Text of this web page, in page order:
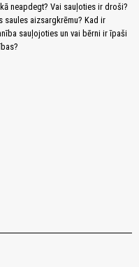
neapdegt? Vai sauļoties ir droši?
saules aizsargkrēmu? Kad ir
sauļojoties un vai bērni ir īpaši